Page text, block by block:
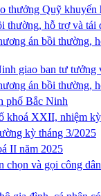
thưởng Quỹ
hỗ trợ và tái
án bồi
giao ban tư tưởng
án bồi
phố Bắc Ninh
khoá XXII, nhiệm
kỳ tháng 3/2025
II năm 2025
và gọi công